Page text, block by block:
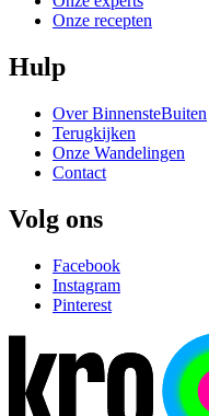
Onze recepten
Hulp
Over BinnensteBuiten
Terugkijken
Onze Wandelingen
Contact
Volg ons
Facebook
Instagram
Pinterest